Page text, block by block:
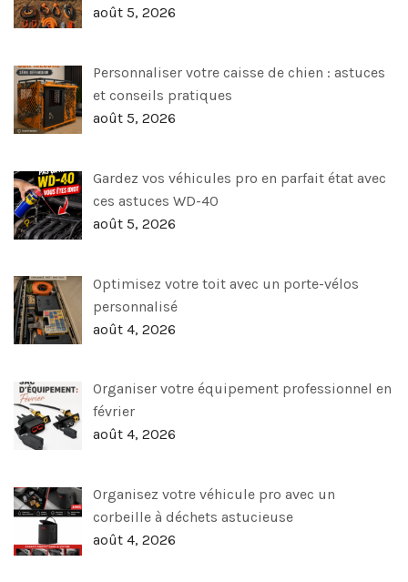
août 5, 2026
Personnaliser votre caisse de chien : astuces
et conseils pratiques
août 5, 2026
Gardez vos véhicules pro en parfait état avec
ces astuces WD-40
août 5, 2026
Optimisez votre toit avec un porte-vélos
personnalisé
août 4, 2026
Organiser votre équipement professionnel en
février
août 4, 2026
Organisez votre véhicule pro avec un
corbeille à déchets astucieuse
août 4, 2026